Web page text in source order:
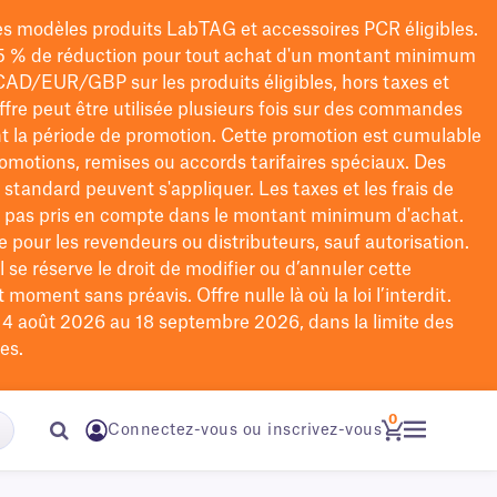
modèles produits LabTAG et accessoires PCR éligibles.
% de réduction pour tout achat d'un montant minimum
EUR/GBPsur les produits éligibles, hors taxes et
peut être utilisée plusieurs fois sur des commandes
la période de promotion. Cette promotion est cumulable
remises ou accords tarifaires spéciaux. Des
peuvent s'appliquer. Les taxes et les frais de
pas pris en compte dans le montant minimum d'achat.
pour les revendeurs ou distributeurs, sauf autorisation.
réserve le droit de modifierou d’annuler cette
moment sans préavis. Offre nulle là où la loi l’interdit.
août 2026 au 18 septembre 2026, dans la limite des
Connectez-vous ou inscrivez-vous
0